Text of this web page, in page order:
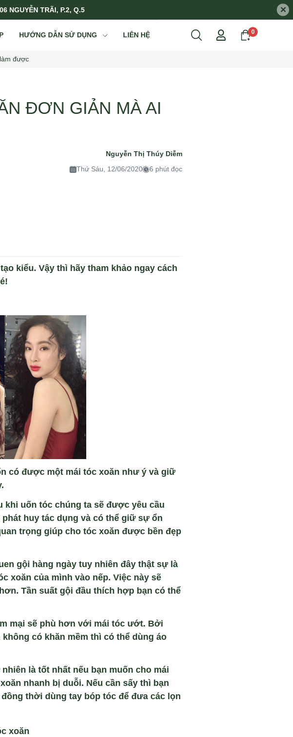
NGUYỄN TRÃI, P.2, Q.5 ×
HƯỚNG DẪN SỬ DỤNG LIÊN HỆ 0
được
ĐƠN GIẢN MÀ AI
Nguyễn Thị Thúy Diễm
Thứ Sáu, 12/06/2020
6 phút đọc
kiểu. Vậy thì hãy tham khảo ngay cách
có được một mái tóc xoăn như ý và giữ
khi uốn tóc chúng ta sẽ được yêu cầu
huy tác dụng và có thể giữ sự ổn
trọng giúp cho tóc xoăn được bền đẹp
gội hàng ngày tuy nhiên đây thật sự là
xoăn của mình vào nếp. Việc này sẽ
Tần suất gội đầu thích hợp bạn có thể
mại sẽ phù hơn với mái tóc ướt. Bởi
có khăn mềm thì có thể dùng áo
là tốt nhất nếu bạn muốn cho mái
nhanh bị duỗi. Nếu cần sấy thì bạn
thời dùng tay bóp tóc để đưa các lọn
xoăn